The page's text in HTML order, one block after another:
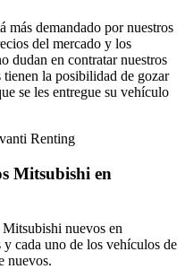
más demandado por nuestros
del mercado y los
dudan en contratar nuestros
la posibilidad de gozar
se les entregue su vehículo
Mitsubishi en
nuevos en
cada uno de los vehículos de
nuevos.